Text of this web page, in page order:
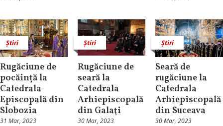
Știri
Rugăciune de
pocăință la
Catedrala
Episcopală din
Slobozia
31 Mar, 2023
Știri
Rugăciune de
seară la
Catedrala
Arhiepiscopală
din Galaţi
30 Mar, 2023
Știri
Seară de
rugăciune la
Catedrala
Arhiepiscopală
din Suceava
30 Mar, 2023